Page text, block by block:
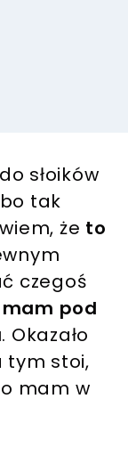
słoików
tak
że to
czegoś
pod
. Okazało
tym stoi,
mam w